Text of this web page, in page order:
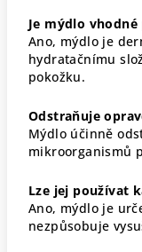
Je mýdlo
Ano, mýdlo je
hydratačnímu
pokožku.
Odstraňuje
Mýdlo účinně
mikroorganismů
Lze jej používat
Ano, mýdlo je
nezpůsobuje